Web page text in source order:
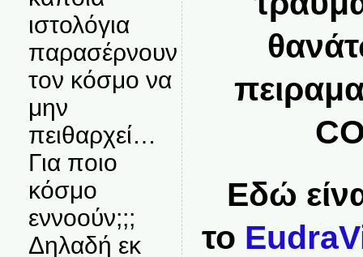
ιστολόγια
παρασέρνουν
τον κόσμο να
μην
πειθαρχεί…
Για ποιο
κόσμο
εννοούν;;;
Δηλαδή εκ
Εδώ
το